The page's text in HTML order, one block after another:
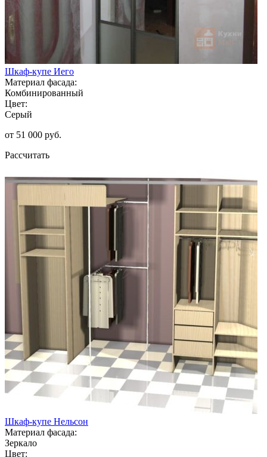
Шкаф-купе Иего
Материал фасада:
Комбинированный
Цвет:
Серый
от 51 000 руб.
Рассчитать
Шкаф-купе Нельсон
Материал фасада:
Зеркало
Цвет: